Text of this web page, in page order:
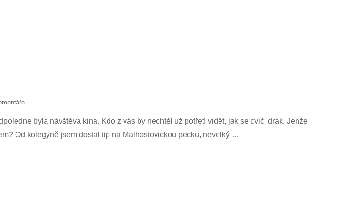
u
s
názvem
Koniklecová
byla návštěva kina. Kdo z vás by nechtěl už potřetí vidět, jak se cvičí drak. Jenže
Od kolegyně jsem dostal tip na Malhostovickou pecku, nevelký …